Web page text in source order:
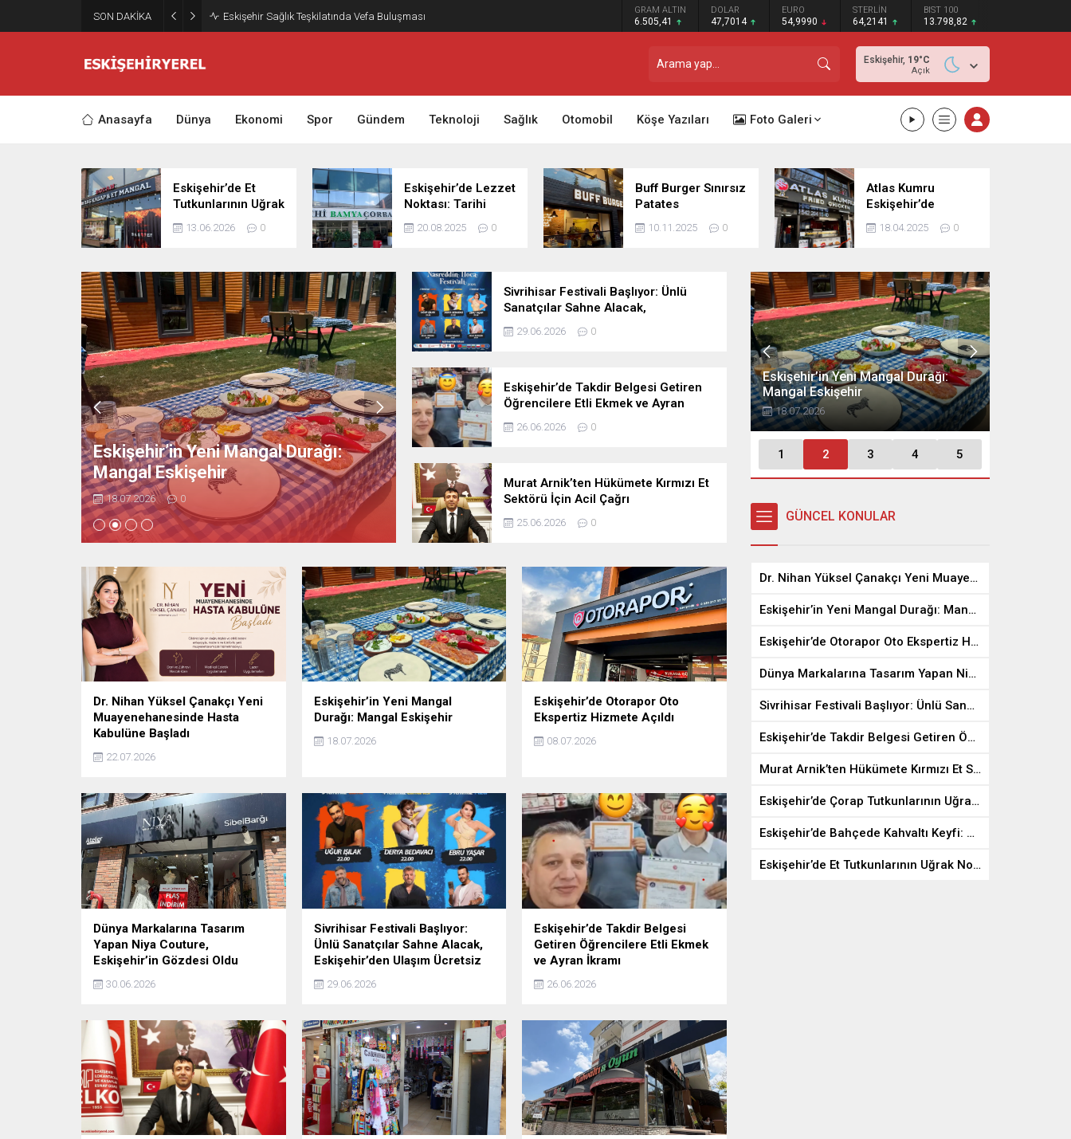
SON DAKİKA Eskişehir Sağlık Teşkilatında Vefa Buluşması GRAM ALTIN
6.505,41
DOLAR
47,7014
EURO
54,9990
STERLİN
64,2141
BIST 100
13.798,82
Eskişehir, 19°C
Açık
Anasayfa Dünya Ekonomi Spor Gündem Teknoloji Sağlık Otomobil Köşe Yazıları Foto Galeri
Eskişehir’de Et
Tutkunlarının Uğrak
Noktası: Bozan Baş
Kasap ve Et Mangal
13.06.2026 0
Eskişehir’de Lezzet
Noktası: Tarihi
Bamya Çorbacısı
20.08.2025 0
Buff Burger Sınırsız
Patates
Uygulaması İle
Yoğun İlgi Görüyor
10.11.2025 0
Atlas Kumru
Eskişehir’de
Kapılarını Açtı
18.04.2025 0
Eskişehir’in Yeni Mangal Durağı:
Mangal Eskişehir
18.07.2026 0
Eskişehir’de Otorapor Oto Ekspertiz
Hizmete Açıldı
08.07.2026
Dünya Markalarına Tasarım Yapan
Niya Couture, Eskişehir’in Gözdesi
Oldu
Sivrihisar Festivali Başlıyor: Ünlü
Sanatçılar Sahne Alacak,
Eskişehir’den Ulaşım Ücretsiz
29.06.2026 0
Eskişehir’de Takdir Belgesi Getiren
Öğrencilere Etli Ekmek ve Ayran
İkramı
26.06.2026 0
Murat Arnik’ten Hükümete Kırmızı Et
Sektörü İçin Acil Çağrı
25.06.2026 0
Dr. Nihan Yüksel Çanakçı Yeni
Muayenehanesinde Hasta
Kabulüne Başladı
22.07.2026
Eskişehir’in Yeni Mangal
Durağı: Mangal Eskişehir
18.07.2026
Eskişehir’de Otorapor Oto
Ekspertiz Hizmete Açıldı
08.07.2026
Dünya Markalarına Tasarım
Yapan Niya Couture,
Eskişehir’in Gözdesi Oldu
30.06.2026
Sivrihisar Festivali Başlıyor:
Ünlü Sanatçılar Sahne Alacak,
Eskişehir’den Ulaşım Ücretsiz
29.06.2026
Eskişehir’de Takdir Belgesi
Getiren Öğrencilere Etli Ekmek
ve Ayran İkramı
26.06.2026
Kabulüne Başladı
22.07.2026
Eskişehir’in Yeni Mangal Durağı:
Mangal Eskişehir
18.07.2026
1 2 3 4 5
GÜNCEL KONULAR
Dr. Nihan Yüksel Çanakçı Yeni Muayenehanesinde Hasta Kabulüne Başladı
Eskişehir’in Yeni Mangal Durağı: Mangal Eskişehir
Eskişehir’de Otorapor Oto Ekspertiz Hizmete Açıldı
Dünya Markalarına Tasarım Yapan Niya Couture, Eskişehir’in Gözdesi Oldu
Sivrihisar Festivali Başlıyor: Ünlü Sanatçılar Sahne Alacak, Eskişehir’den Ulaşım Ücretsiz
Eskişehir’de Takdir Belgesi Getiren Öğrencilere Etli Ekmek ve Ayran İkramı
Murat Arnik’ten Hükümete Kırmızı Et Sektörü İçin Acil Çağrı
Eskişehir’de Çorap Tutkunlarının Uğrak Noktası: Yüzlerce Model Bir Arada
Eskişehir’de Bahçede Kahvaltı Keyfi: Melon Cafe Misafirlerini Ağırlıyor
Eskişehir’de Et Tutkunlarının Uğrak Noktası: Bozan Baş Kasap ve Et Mangal